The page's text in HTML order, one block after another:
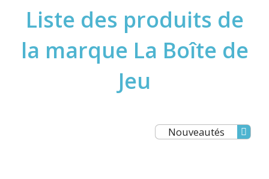
Liste des produits de
la marque La Boîte de
Jeu
Nouveautés